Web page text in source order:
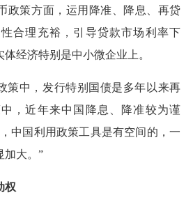
政策方面，运用降准、降息、再贷
合理充裕，引导贷款市场利率下
经济特别是中小微企业上。
策中，发行特别国债是多年以来再
，近年来中国降息、降准较为谨
中国利用政策工具是有空间的，一
加大。”
权